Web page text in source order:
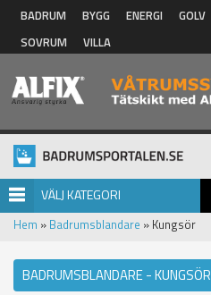
Hoppa till huvudinnehåll
BADRUM BYGG ENERGI GOLV
SOVRUM
VILLA
VÄLJ KATEGORI
Hem » Badrumsblandare » Kungsör
BADRUMSBLANDARE - KUNGSÖR